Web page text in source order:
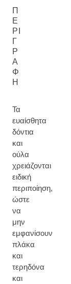
Π
Ε
ΡΙ
Γ
Ρ
Α
Φ
Ή
Τα
ευαίσθητα
δόντια
και
ούλα
χρειάζονται
ειδική
περιποίηση,
ώστε
να
μην
εμφανίσουν
πλάκα
και
τερηδόνα
και